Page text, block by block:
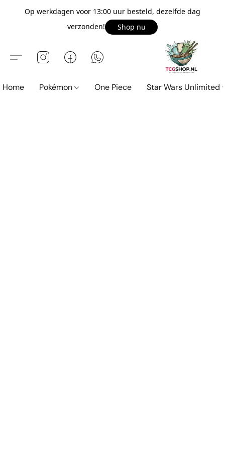
Op werkdagen voor 13:00 uur besteld, dezelfde dag
verzonden!
Shop nu
Home Pokémon One Piece Star Wars Unlimited